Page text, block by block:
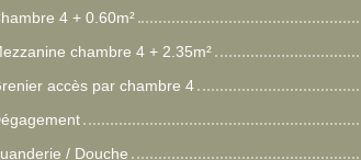
4 + 0.60m²
chambre 4 + 2.35m²
accès par chambre 4
/ Douche